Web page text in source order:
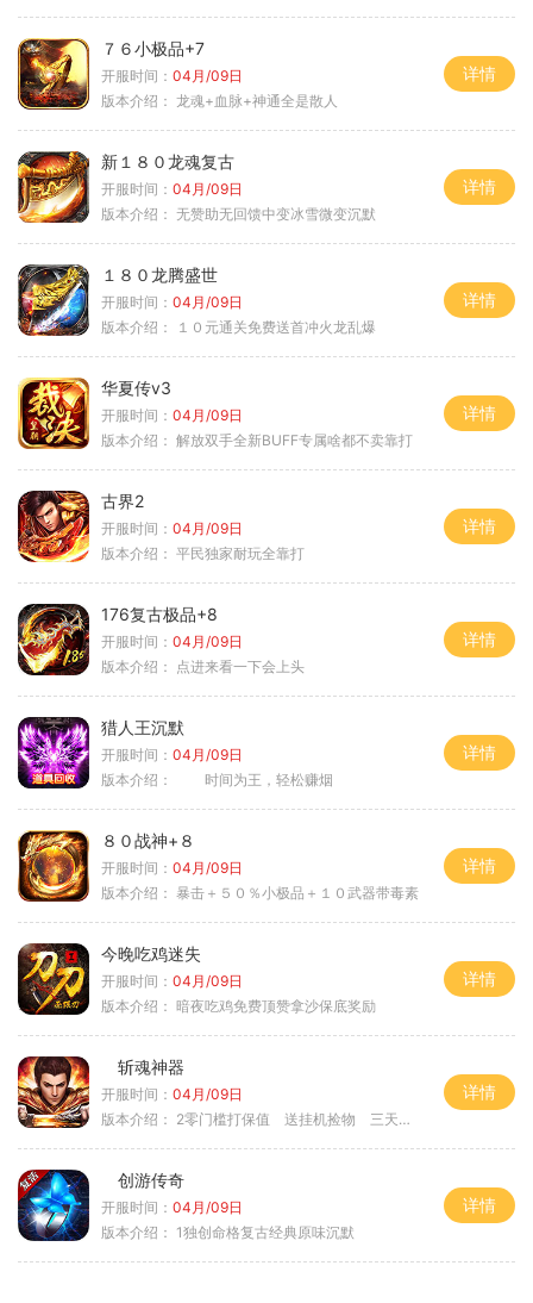
７６小极品+7
开服时间： 04月/09日
版本介绍： 龙魂+血脉+神通全是散人
详情
新１８０龙魂复古
开服时间： 04月/09日
版本介绍： 无赞助无回馈中变冰雪微变沉默
详情
１８０龙腾盛世
开服时间： 04月/09日
版本介绍：
１０元通关免费送首冲火龙乱爆
详情
华夏传v3
开服时间： 04月/09日
版本介绍： 解放双手全新BUFF专属啥都不卖靠打
详情
古界2
开服时间： 04月/09日
版本介绍： 平民独家耐玩全靠打
详情
176复古极品+8
开服时间： 04月/09日
版本介绍： 点进来看一下会上头
详情
猎人王沉默
开服时间： 04月/09日
版本介绍：
时间为王，轻松赚烟
详情
８０战神+８
开服时间： 04月/09日
版本介绍： 暴击＋５０％小极品＋１０武器带毒素
详情
今晚吃鸡迷失
开服时间： 04月/09日
版本介绍： 暗夜吃鸡免费顶赞拿沙保底奖励
详情
斩魂神器
开服时间： 04月/09日
版本介绍： 2零门槛打保值 送挂机捡物 三天合区
详情
创游传奇
开服时间： 04月/09日
版本介绍： 1独创命格复古经典原味沉默
详情